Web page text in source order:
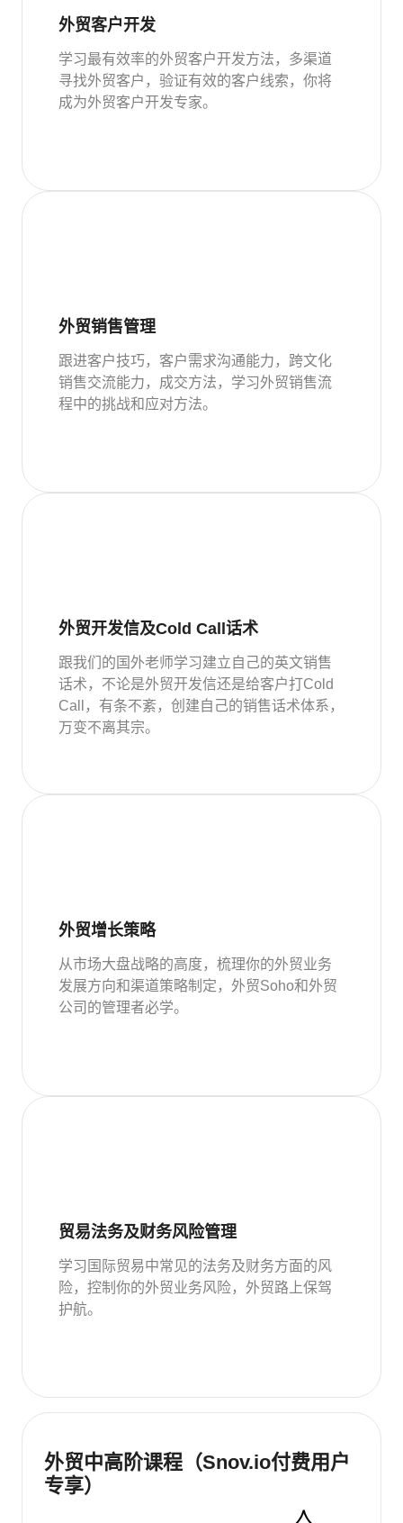
外贸客户开发
学习最有效率的外贸客户开发方法，多渠道
寻找外贸客户，验证有效的客户线索，你将
成为外贸客户开发专家。
外贸销售管理
跟进客户技巧，客户需求沟通能力，跨文化
销售交流能力，成交方法，学习外贸销售流
程中的挑战和应对方法。
外贸开发信及Cold Call话术
跟我们的国外老师学习建立自己的英文销售
话术，不论是外贸开发信还是给客户打Cold
Call，有条不紊，创建自己的销售话术体系，
万变不离其宗。
外贸增长策略
从市场大盘战略的高度，梳理你的外贸业务
发展方向和渠道策略制定，外贸Soho和外贸
公司的管理者必学。
贸易法务及财务风险管理
学习国际贸易中常见的法务及财务方面的风
险，控制你的外贸业务风险，外贸路上保驾
护航。
外贸中高阶课程（Snov.io付费用户
专享）